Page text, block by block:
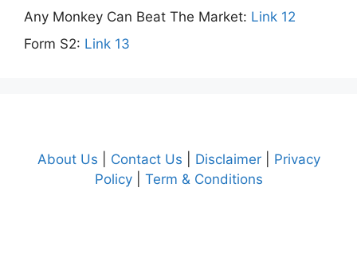
Any Monkey Can Beat The Market: Link 12
Form S2: Link 13
About Us Contact Us Disclaimer| Privacy
Policy| Term & Conditions